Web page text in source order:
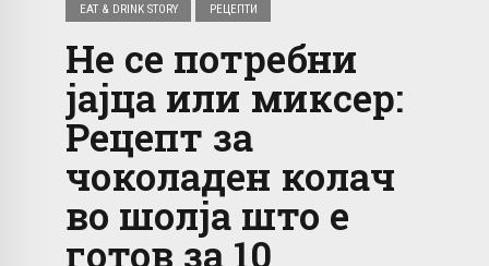
EAT & DRINK STORY РЕЦЕПТИ
Не се потребни
јајца или миксер:
Рецепт за
чоколадeн колач
во шолја што е
готов за 10